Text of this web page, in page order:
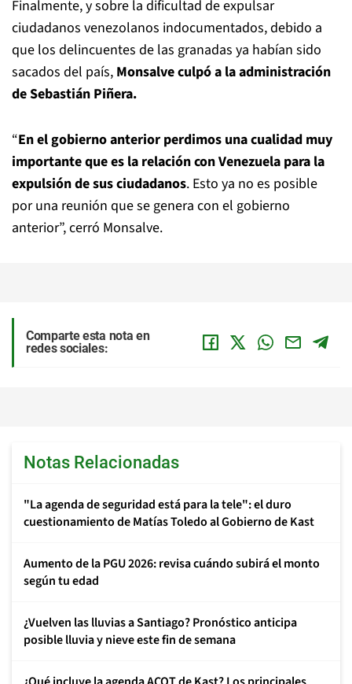
Finalmente, y sobre la dificultad de expulsar
ciudadanos venezolanos indocumentados, debido a
que los delincuentes de las granadas ya habían sido
sacados del país, Monsalve culpó a la administración
de Sebastián Piñera.
“En el gobierno anterior perdimos una cualidad muy
importante que es la relación con Venezuela para la
expulsión de sus ciudadanos. Esto ya no es posible
por una reunión que se genera con el gobierno
anterior”, cerró Monsalve.
Comparte esta nota en
redes sociales:
Notas Relacionadas
"La agenda de seguridad está para la tele": el duro
cuestionamiento de Matías Toledo al Gobierno de Kast
Aumento de la PGU 2026: revisa cuándo subirá el monto
según tu edad
¿Vuelven las lluvias a Santiago? Pronóstico anticipa
posible lluvia y nieve este fin de semana